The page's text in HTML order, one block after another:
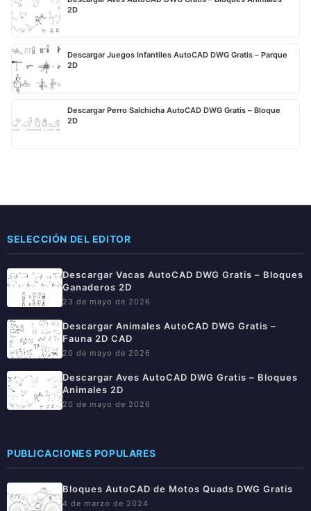
2D
Descargar Juegos Infantiles AutoCAD DWG Gratis – Parque
2D
Descargar Perro Salchicha AutoCAD DWG Gratis – Bloque
2D
SELECCIÓN DEL EDITOR
Descargar Vacas AutoCAD DWG Gratis – Bloques
Ganaderos 2D
23 de mayo de 2026
Descargar Animales AutoCAD DWG Gratis –
Fauna 2D CAD
20 de mayo de 2026
Descargar Aves AutoCAD DWG Gratis – Bloques
Animales 2D
20 de mayo de 2026
PUBLICACIONES POPULARES
Bloques AutoCAD de Motos Quads DWG Gratis
4 de marzo de 2024